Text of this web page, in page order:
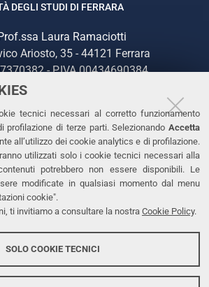
tecnici necessari al corretto funzionamento
profilazione di terze parti. Selezionando Accetta
all’utilizzo dei cookie analytics e di profilazione.
utilizzati solo i cookie tecnici necessari alla
potrebbero non essere disponibili. Le
modificate in qualsiasi momento dal menu
cookie".
ti invitiamo a consultare la nostra Cookie Policy.
SOLO COOKIE TECNICI
DEGLI STUDI DI FERRARA
Laura Ramaciotti
Ariosto, 35 - 44121 Ferrara
- P.IVA 00434690384
293111
293031
dati personali